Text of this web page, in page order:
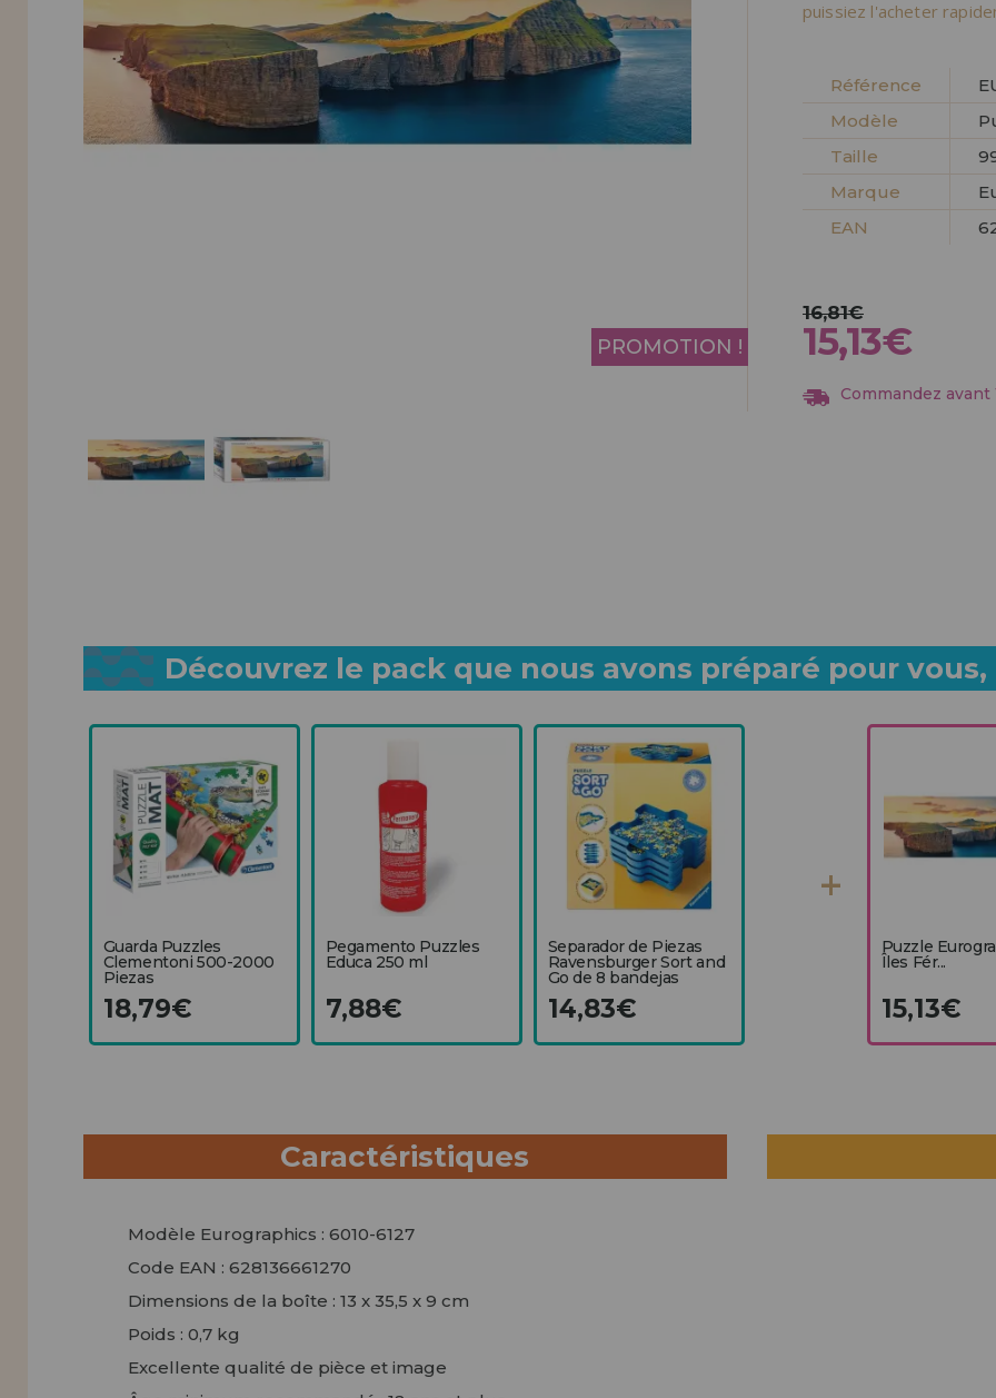
INFORMATION
info@maisondespuzzles.fr
Allez-y! Nous vous attendions.
NOUVEAU CLIENT
Allez-y! Nous vous
puissiez l'acheter
Référence
Modèle
Taille
Marque
EAN
PROMOTION !
16,81€
15,13€
Commandez
Découvrez le pack que nous avons préparé pour
Guarda Puzzles
Clementoni 500-2000
Piezas
18,79€
Pegamento Puzzles
Educa 250 ml
7,88€
Separador de Piezas
Ravensburger Sort and
Go de 8 bandejas
14,83€
Puzzle
Îles Fér...
15,13€
Caractéristiques
Modèle Eurographics : 6010-6127
Code EAN : 628136661270
Dimensions de la boîte : 13 x 35,5 x 9 cm
Poids : 0,7 kg
Excellente qualité de pièce et image